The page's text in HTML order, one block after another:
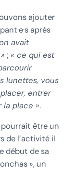
ajouter
après
avait
; « ce qui est
lunettes, vous
entrer
la place ».
pourrait être un
de l’activité il
début de sa
», un